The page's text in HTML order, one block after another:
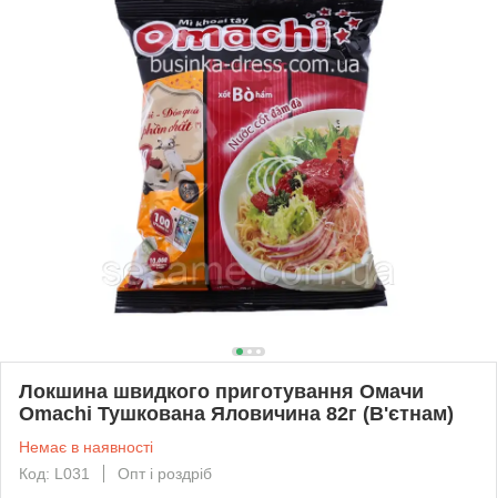
Локшина швидкого приготування Омачи
Omachi Тушкована Яловичина 82г (В'єтнам)
Немає в наявності
Код: L031
Опт і роздріб